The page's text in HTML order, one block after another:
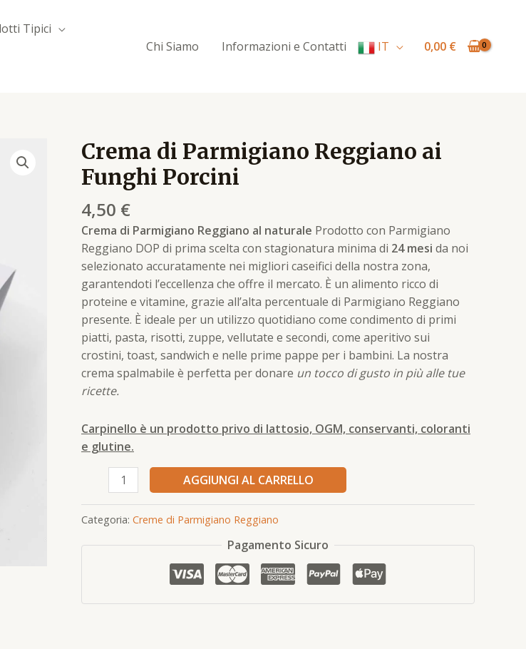
Tipici
Chi Siamo Informazioni e Contatti IT 0,00 €
Crema di Parmigiano Reggiano ai
Funghi Porcini
4,50 €
Crema di Parmigiano Reggiano al naturale Prodotto con Parmigiano
Reggiano DOP di prima scelta con stagionatura minima di 24 mesi da noi
selezionato accuratamente nei migliori caseifici della nostra zona,
garantendoti l’eccellenza che offre il mercato. È un alimento ricco di
proteine e vitamine, grazie all’alta percentuale di Parmigiano Reggiano
presente. È ideale per un utilizzo quotidiano come condimento di primi
piatti, pasta, risotti, zuppe, vellutate e secondi, come aperitivo sui
crostini, toast, sandwich e nelle prime pappe per i bambini. La nostra
crema spalmabile è perfetta per donare un tocco di gusto in più alle tue
ricette.
Carpinello è un prodotto privo di lattosio, OGM, conservanti, coloranti
e glutine.
Crema
di
Parmigiano
ai
Funghi
Porcini
quantità
AGGIUNGI AL CARRELLO
Categoria: Creme di Parmigiano Reggiano
Pagamento Sicuro
Funghi